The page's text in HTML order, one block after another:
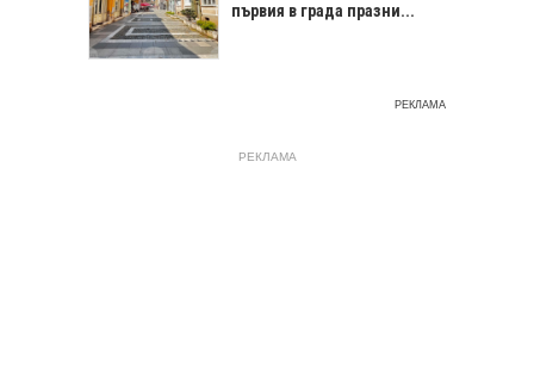
първия в града празни...
РЕКЛАМА
РЕКЛАМА